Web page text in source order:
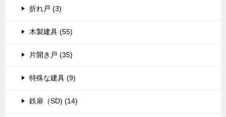
折れ戸 (3)
木製建具 (55)
片開き戸 (35)
特殊な建具 (9)
鉄扉（SD) (14)